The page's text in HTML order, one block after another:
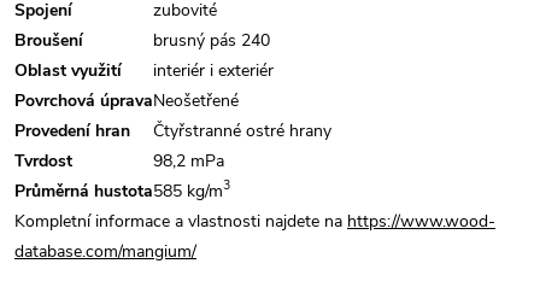
Spojení
zubovité
Broušení
brusný pás 240
Oblast využití
interiér i exteriér
Povrchová úpravaNeošetřené
Provedení hran
Čtyřstranné ostré hrany
Tvrdost
98,2 mPa
Průměrná hustota585 kg/m3
Kompletní informace a vlastnosti najdete na https://www.wood-
database.com/mangium/